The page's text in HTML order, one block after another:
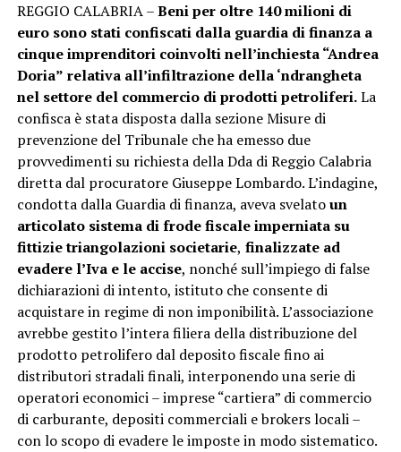
REGGIO CALABRIA –Beni per oltre 140 milioni di
euro sono stati confiscati dalla guardia di finanza a
cinque imprenditori coinvolti nell’inchiesta “Andrea
Doria” relativa all’infiltrazione della ‘ndrangheta
nel settore del commercio di prodotti petroliferi.La
confisca è stata disposta dalla sezione Misure di
prevenzione del Tribunale che ha emesso due
provvedimenti su richiesta della Dda di Reggio Calabria
diretta dal procuratore Giuseppe Lombardo. L’indagine,
condotta dalla Guardia di finanza, aveva svelatoun
articolato sistema di frode fiscale imperniata su
fittizie triangolazioni societarie, finalizzate ad
evadere l’Iva e le accise, nonché sull’impiego di false
dichiarazioni di intento, istituto che consente di
acquistare in regime di non imponibilità. L’associazione
avrebbe gestito l’intera filiera della distribuzione del
prodotto petrolifero dal deposito fiscale fino ai
distributori stradali finali, interponendo una serie di
operatori economici – imprese “cartiera” di commercio
di carburante, depositi commerciali e brokers locali –
con lo scopo di evadere le imposte in modo sistematico.